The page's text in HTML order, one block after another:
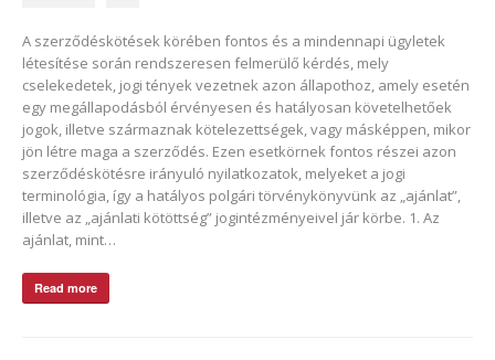
A szerződéskötések körében fontos és a mindennapi ügyletek
létesítése során rendszeresen felmerülő kérdés, mely
cselekedetek, jogi tények vezetnek azon állapothoz, amely esetén
egy megállapodásból érvényesen és hatályosan követelhetőek
jogok, illetve származnak kötelezettségek, vagy másképpen, mikor
jön létre maga a szerződés. Ezen esetkörnek fontos részei azon
szerződéskötésre irányuló nyilatkozatok, melyeket a jogi
terminológia, így a hatályos polgári törvénykönyvünk az „ajánlat”,
illetve az „ajánlati kötöttség” jogintézményeivel jár körbe. 1. Az
ajánlat, mint…
Read more